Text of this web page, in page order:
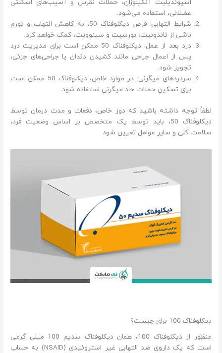
اسپوندیلیت آنکیلوزان، حملات نقرس و آسیب‌های اسکلتی
عضلانی، استفاده می‌شود.
شرایط التهابی: قرص دیکلوفناک 50، به کاهش التهاب و تورم
ناشی از تاندونیت، بورسیت و سینوویت، کمک خواهد کرد.
درد بعد از عمل: دیکلوفناک 50 ممکن است برای مدیریت درد
پس از اعمال جراحی مانند کشیدن دندان یا جراحی‌های جزئی،
تجویز شود.
سردردهای میگرنی: در موارد خاص، دیکلوفناک 50 ممکن است
برای تسکین حملات حاد میگرنی استفاده شود.
لطفاً توجه داشته باشید که دوز خاص، دفعات و مدت درمان توسط
دیکلوفناک 50، باید توسط یک متخصص بر اساس وضعیت فرد،
سلامت کلی و سایر عوامل تعیین شود
دیکلوفناک 100 برای چیست؟
منظور از دیکلوفناک 100، همان دیکلوفناک سدیم 100 میلی گرمی
است که یک داروی ضد التهابی غیر استروئیدی (NSAID) به حساب